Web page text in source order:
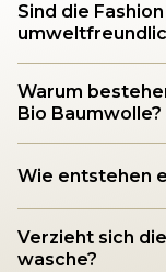
Sind die
Warum
Bio Baumwolle?
Wie entstehen
Verzieht sich
wasche?